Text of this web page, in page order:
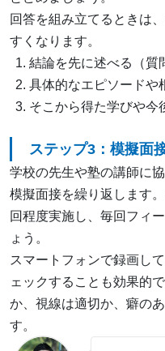
回答を組み立てるときは
すくなります。
結論を先に述べる（質
具体的なエピソードや
そこから得た学びや今
ステップ3：模擬面
学校の先生や塾の講師に
模擬面接を繰り返します
回程度実施し、毎回フィ
ょう。
スマートフォンで録画し
ェックすることも効果的
か、視線は適切か、癖の
す。